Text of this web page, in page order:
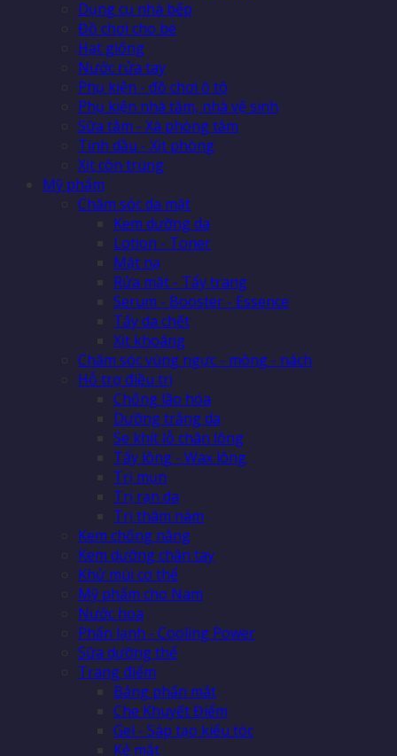
Dụng cụ nhà bếp
Đồ chơi cho bé
Hạt giống
Nước rửa tay
Phụ kiện - đồ chơi ô tô
Phụ kiện nhà tắm, nhà vệ sinh
Sữa tắm - Xà phòng tắm
Tinh dầu - Xịt phòng
Xịt côn trùng
Mỹ phẩm
Chăm sóc da mặt
Kem dưỡng da
Lotion - Toner
Mặt nạ
Rửa mặt - Tẩy trang
Serum - Booster - Essence
Tẩy da chết
Xịt khoáng
Chăm sóc vùng ngực - mông - nách
Hỗ trợ điều trị
Chống lão hóa
Dưỡng trắng da
Se khít lỗ chân lông
Tẩy lông - Wax lông
Trị mụn
Trị rạn da
Trị thâm nám
Kem chống nắng
Kem dưỡng chân tay
Khử mùi cơ thể
Mỹ phẩm cho Nam
Nước hoa
Phấn lạnh - Cooling Power
Sữa dưỡng thể
Trang điểm
Bảng phấn mắt
Che Khuyết Điểm
Gel - Sáp tạo kiểu tóc
Kẻ mắt